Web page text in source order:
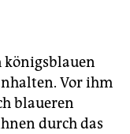
königsblauen
Vor ihm
blaueren
durch das